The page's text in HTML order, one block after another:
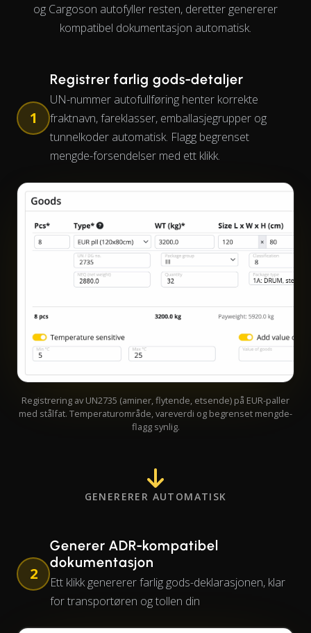
og Cargoson autofyller resten, deretter genererer
kompatibel dokumentasjon automatisk.
1
Registrer farlig gods-detaljer
UN-nummer autofullføring henter korrekte
fraktnavn, fareklasser, emballasjegrupper og
tunnelkoder automatisk. Flagg begrenset
mengde-forsendelser med ett klikk.
Registrering av UN2735 (aminer, flytende, etsende) på EUR-paller
med stålfat. Temperaturområde, vareverdi og begrenset mengde-
flagg synlig.
GENERERER AUTOMATISK
2
Generer ADR-kompatibel
dokumentasjon
Ett klikk genererer farlig gods-deklarasjonen, klar
for transportøren og tollen din